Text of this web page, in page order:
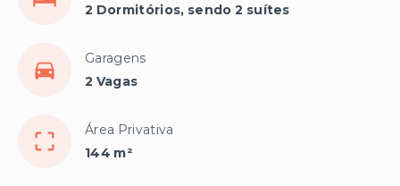
2 Dormitórios, sendo 2 suítes
Garagens
2 Vagas
Área Privativa
144 m²